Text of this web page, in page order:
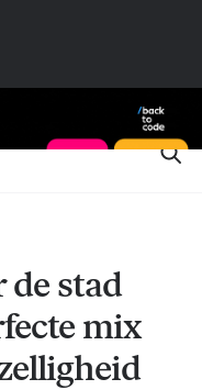
de stad
mix